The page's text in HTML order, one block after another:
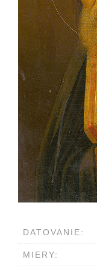
DATOVANIE:
MIERY: